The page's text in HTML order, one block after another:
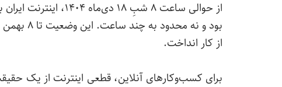
از حوالی ساعت ۸ شبِ
از کار انداخت.
برای کسب‌وکارهای آنلاین، قطعی اینترنت از یک